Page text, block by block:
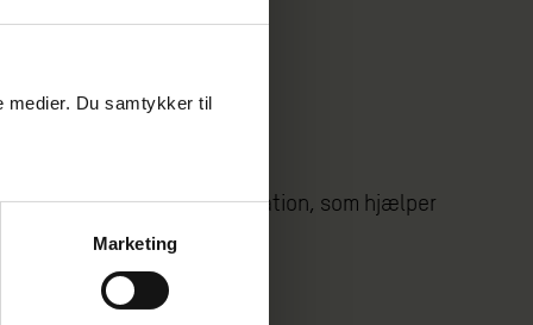
medier. Du samtykker til
Marketing
sin egen lille organisation, som hjælper